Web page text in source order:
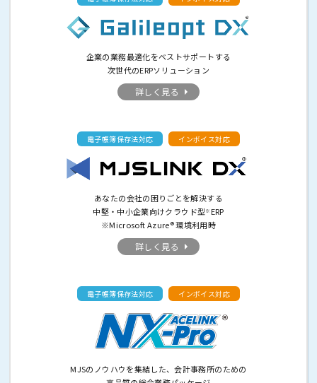
企業の業務最適化をベストサポートする
次世代のERPソリューション
詳しく見る
電子帳簿保存法対応 インボイス対応
あなたの会社の困りごとを解決する
中堅・中小企業向けクラウド型 ※ ERP
※Microsoft Azure® 環境利用時
詳しく見る
電子帳簿保存法対応 インボイス対応
MJSのノウハウを集結した、会計事務所のための